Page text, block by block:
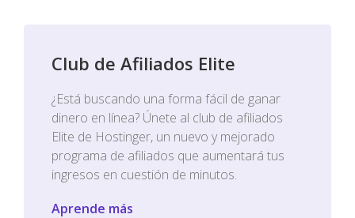
Club de Afiliados Elite
¿Está buscando una forma fácil de ganar
dinero en línea? Únete al club de afiliados
Elite de Hostinger, un nuevo y mejorado
programa de afiliados que aumentará tus
ingresos en cuestión de minutos.
Aprende más